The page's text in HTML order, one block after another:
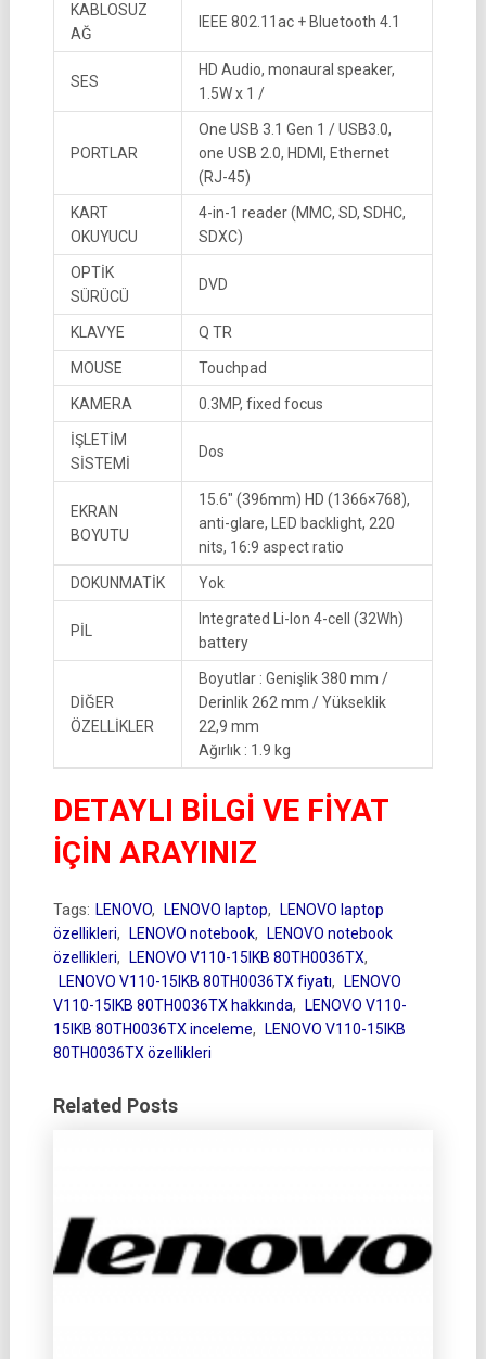
KABLOSUZ
AĞ
IEEE 802.11ac + Bluetooth 4.1
SES
HD Audio, monaural speaker,
1.5W x 1 /
PORTLAR
One USB 3.1 Gen 1 / USB3.0,
one USB 2.0, HDMI, Ethernet
(RJ-45)
KART
OKUYUCU
4-in-1 reader (MMC, SD, SDHC,
SDXC)
OPTİK
SÜRÜCÜ
DVD
KLAVYE Q TR
MOUSE Touchpad
KAMERA 0.3MP, fixed focus
İŞLETİM
SİSTEMİ
Dos
EKRAN
BOYUTU
15.6″ (396mm) HD (1366×768),
anti-glare, LED backlight, 220
nits, 16:9 aspect ratio
DOKUNMATİK Yok
PİL
Integrated Li-Ion 4-cell (32Wh)
battery
DİĞER
ÖZELLİKLER
Boyutlar : Genişlik 380 mm /
Derinlik 262 mm / Yükseklik
22,9 mm
Ağırlık : 1.9 kg
DETAYLI BİLGİ VE FİYAT
İÇİN ARAYINIZ
Tags: LENOVO, LENOVO laptop,
LENOVO laptop
özellikleri, LENOVO notebook,
LENOVO notebook
özellikleri, LENOVO V110-15IKB 80TH0036TX,
LENOVO V110-15IKB 80TH0036TX fiyatı,
LENOVO
V110-15IKB 80TH0036TX hakkında,
LENOVO V110-
15IKB 80TH0036TX inceleme,
LENOVO V110-15IKB
80TH0036TX özellikleri
Related Posts